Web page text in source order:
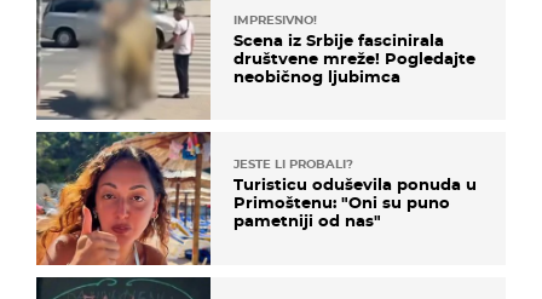
IMPRESIVNO!
Scena iz Srbije fascinirala
društvene mreže! Pogledajte
neobičnog ljubimca
JESTE LI PROBALI?
Turisticu oduševila ponuda u
Primoštenu: "Oni su puno
pametniji od nas"